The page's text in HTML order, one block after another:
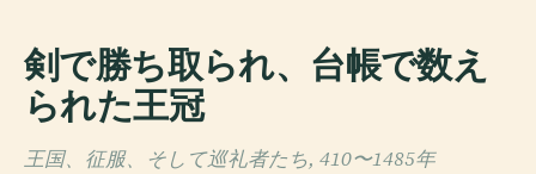
剣で勝ち取られ、台帳で数え
られた王冠
王国、征服、そして巡礼者たち, 410〜1485年